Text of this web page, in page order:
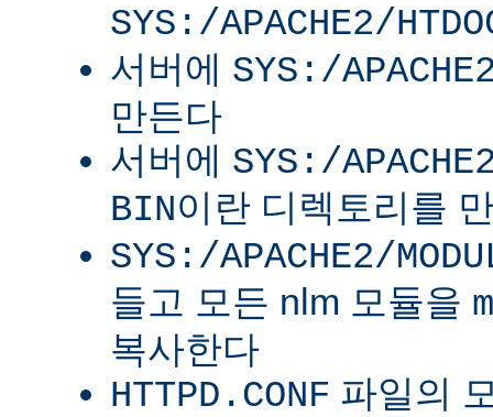
SYS:/APACHE2/
서버에 SYS:/
만든다
서버에 SYS:/
BIN이란 디렉토리를
SYS:/APACHE2/
들고 모든 nlm 모듈을
복사한다
HTTPD.CONF 파일의